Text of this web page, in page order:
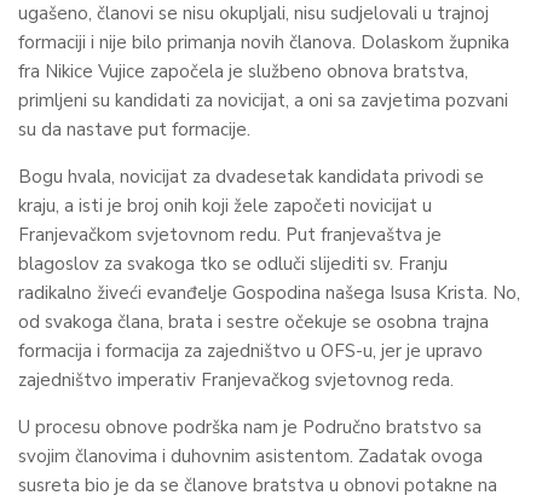
ugašeno, članovi se nisu okupljali, nisu sudjelovali u trajnoj
formaciji i nije bilo primanja novih članova. Dolaskom župnika
fra Nikice Vujice započela je službeno obnova bratstva,
primljeni su kandidati za novicijat, a oni sa zavjetima pozvani
su da nastave put formacije.
Bogu hvala, novicijat za dvadesetak kandidata privodi se
kraju, a isti je broj onih koji žele započeti novicijat u
Franjevačkom svjetovnom redu. Put franjevaštva je
blagoslov za svakoga tko se odluči slijediti sv. Franju
radikalno živeći evanđelje Gospodina našega Isusa Krista. No,
od svakoga člana, brata i sestre očekuje se osobna trajna
formacija i formacija za zajedništvo u OFS-u, jer je upravo
zajedništvo imperativ Franjevačkog svjetovnog reda.
U procesu obnove podrška nam je Područno bratstvo sa
svojim članovima i duhovnim asistentom. Zadatak ovoga
susreta bio je da se članove bratstva u obnovi potakne na